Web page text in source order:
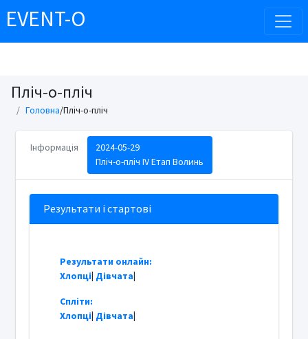
EVENT-O
Пліч-о-пліч
Головна/Пліч-о-пліч
Інформація
2024-05-29
Пліч-о-пліч IV Етап Волинь
Результати і стартові
Результати онлайн:
Хлопці| Дівчата|
Спліти:
Хлопці| Дівчата|